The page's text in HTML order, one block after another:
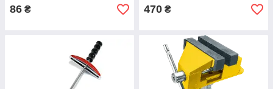
86 ₴ 470 ₴